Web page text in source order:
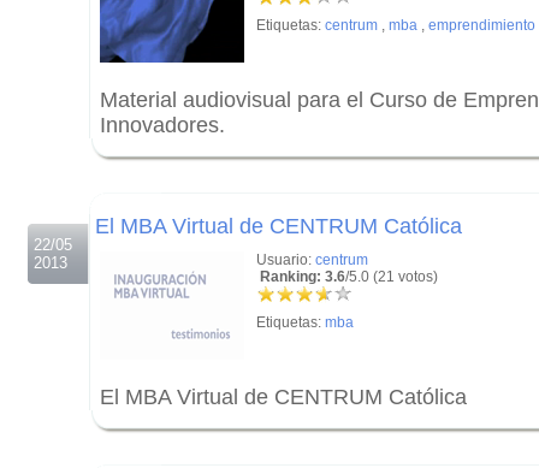
Etiquetas: centrum , mba , emprendimiento
Material audiovisual para el Curso de
Innovadores.
22/05
2013
El MBA Virtual de CENTRUM Católica
Usuario: centrum
Ranking: 3.6/5.0 (21 votos)
Etiquetas: mba
El MBA Virtual de CENTRUM Católica